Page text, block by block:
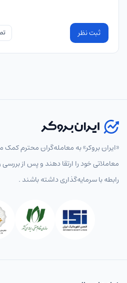
ثبت نظر
«ایران بروکر» به معامله‌گران محترم کمک
معاملاتی خود را ارتقا دهند و پس از
رابطه با سرمایه‌گذاری داشته باشند .